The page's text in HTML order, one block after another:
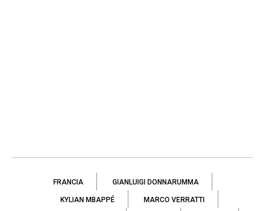
FRANCIA GIANLUIGI DONNARUMMA
KYLIAN MBAPPÉ MARCO VERRATTI